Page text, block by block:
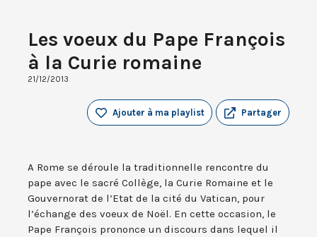
Les voeux du Pape François
à la Curie romaine
21/12/2013
Partager
Ajouter à ma playlist
A Rome se déroule la traditionnelle rencontre du
pape avec le sacré Collège, la Curie Romaine et le
Gouvernorat de l’Etat de la cité du Vatican, pour
l’échange des voeux de Noël. En cette occasion, le
Pape François prononce un discours dans lequel il